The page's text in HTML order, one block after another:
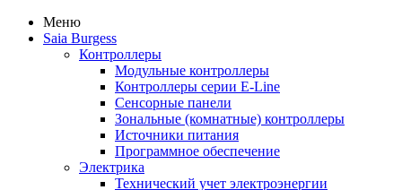
Меню
Saia Burgess
Контроллеры
Модульные контроллеры
Контроллеры серии E-Line
Сенсорные панели
Зональные (комнатные) контроллеры
Источники питания
Программное обеспечение
Электрика
Технический учет электроэнергии